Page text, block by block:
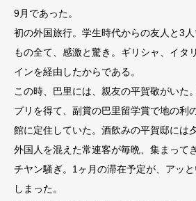
9月であった。
初の外国旅行。学生時代からの友人と3
もの全て、感激と驚き。ギリシャ、イタ
インを経由したからである。
この時、巴里には、親友の平賀敬がいた
プリを得て、副賞の巴里留学賞で地の利
館に定住していた。酒飲みの平賀邸には
外国人を混えた常連客が毎晩、集まって
チヤン騒ぎ。1ヶ月の滞在予定が、アッ
しまった。